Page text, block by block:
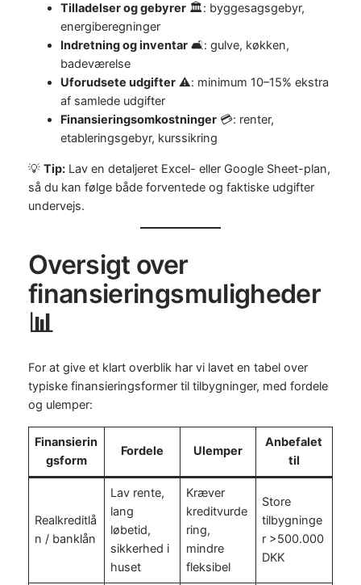
Tilladelser og gebyrer🏛️: byggesagsgebyr,
energiberegninger
Indretning og inventar🛋️: gulve, køkken,
badeværelse
Uforudsete udgifter⚠️: minimum 10–15% ekstra
af samlede udgifter
Finansieringsomkostninger💳: renter,
etableringsgebyr, kurssikring
💡 Tip:Lav en detaljeret Excel- eller Google Sheet-plan,
så du kan følge både forventede og faktiske udgifter
undervejs.
Oversigt over
finansieringsmuligheder
📊
For at give et klart overblik har vi lavet en tabel over
typiske finansieringsformer til tilbygninger, med fordele
og ulemper:
Finansierin
gsform
Fordele Ulemper
Anbefalet
til
Realkreditlå
n / banklån
Lav rente,
lang
løbetid,
sikkerhed i
huset
Kræver
kreditvurde
ring,
mindre
fleksibel
Store
tilbygninge
r >500.000
DKK